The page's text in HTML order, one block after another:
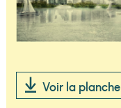
Voir la planche